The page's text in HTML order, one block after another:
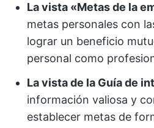
La vista «Metas de la
metas personales con
lograr un beneficio
personal como
La vista de la Guía de
información valiosa y
establecer metas de